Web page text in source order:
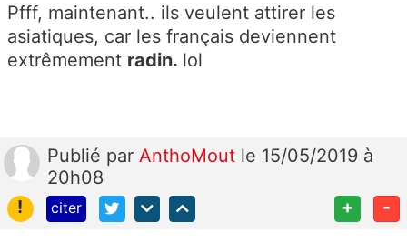
Pfff, maintenant.. ils veulent attirer les
asiatiques, car les français deviennent
extrêmement radin. lol
Publié par AnthoMout le 15/05/2019 à
20h08
!
citer + -